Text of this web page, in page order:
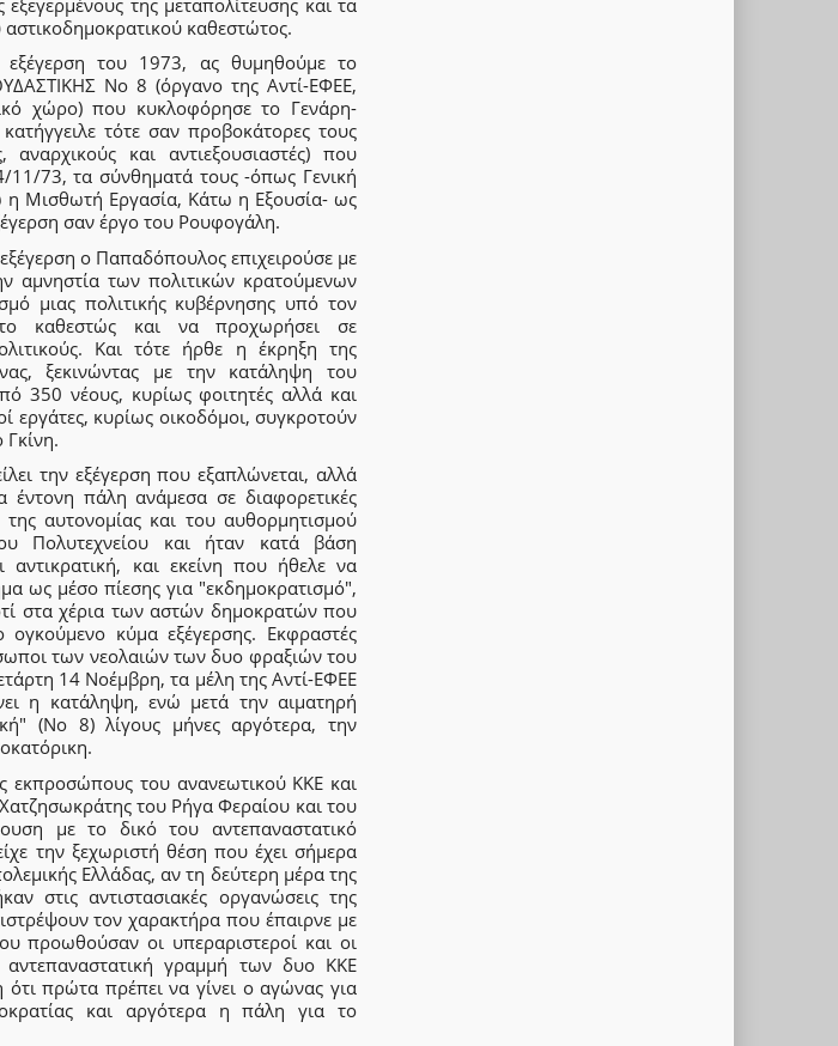
αστικοδημοκρατικού καθεστώτος.
εξέγερση του 1973, ας θυμηθούμε το
Νο 8 (όργανο της Αντί-ΕΦΕΕ,
χώρο) που κυκλοφόρησε το Γενάρη-
τότε σαν προβοκάτορες τους
αναρχικούς και αντιεξουσιαστές) που
11/73, τα σύνθηματά τους -όπως Γενική
Μισθωτή Εργασία, Κάτω η Εξουσία- ως
σαν έργο του Ρουφογάλη.
ο Παπαδόπουλος επιχειρούσε με
αμνηστία των πολιτικών κρατούμενων
μιας πολιτικής κυβέρνησης υπό τον
καθεστώς και να προχωρήσει σε
Και τότε ήρθε η έκρηξη της
ξεκινώντας με την κατάληψη του
350 νέους, κυρίως φοιτητές αλλά και
εργάτες, κυρίως οικοδόμοι, συγκροτούν
Γκίνη.
την εξέγερση που εξαπλώνεται, αλλά
έντονη πάλη ανάμεσα σε διαφορετικές
της αυτονομίας και του αυθορμητισμού
Πολυτεχνείου και ήταν κατά βάση
αντικρατική, και εκείνη που ήθελε να
ως μέσο πίεσης για "εκδημοκρατισμό",
στα χέρια των αστών δημοκρατών που
κύμα εξέγερσης. Εκφραστές
των νεολαιών των δυο φραξιών του
14 Νοέμβρη, τα μέλη της Αντί-ΕΦΕΕ
η κατάληψη, ενώ μετά την αιματηρή
(Νο 8) λίγους μήνες αργότερα, την
εκπροσώπους του ανανεωτικού ΚΚΕ και
του Ρήγα Φεραίου και του
με το δικό του αντεπαναστατικό
την ξεχωριστή θέση που έχει σήμερα
Ελλάδας, αν τη δεύτερη μέρα της
στις αντιστασιακές οργανώσεις της
τον χαρακτήρα που έπαιρνε με
προωθούσαν οι υπεραριστεροί και οι
γραμμή των δυο ΚΚΕ
ότι πρώτα πρέπει να γίνει ο αγώνας για
και αργότερα η πάλη για το